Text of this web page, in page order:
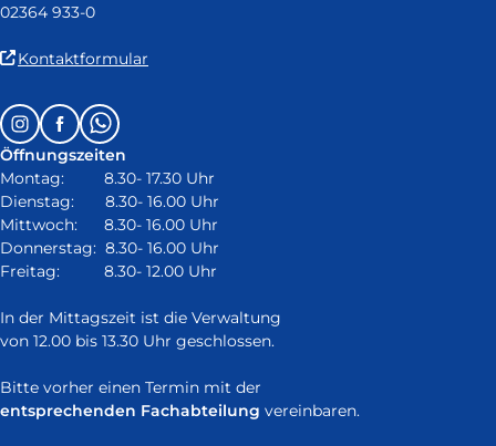
02364 933-0
Kontaktformular
in
neuem
Fenster)
Follow
us
on:
InstagramFacebookWhatsapp
Öffnungszeiten
Montag: 8.30- 17.30 Uhr
Dienstag: 8.30- 16.00 Uhr
Mittwoch: 8.30- 16.00 Uhr
Donnerstag: 8.30- 16.00 Uhr
Freitag: 8.30- 12.00 Uhr
In der Mittagszeit ist die Verwaltung
von 12.00 bis 13.30 Uhr geschlossen.
Bitte vorher einen Termin mit der
entsprechenden Fachabteilung vereinbaren.